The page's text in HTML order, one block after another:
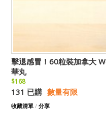
擊退感冒！60粒裝加拿大
華丸
$168
131 已購 數量有限
收藏清單 / 分享